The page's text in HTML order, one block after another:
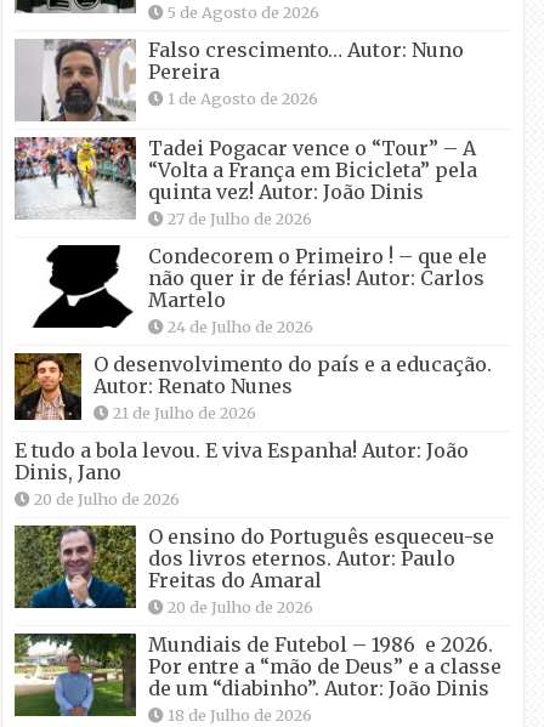
5 de Agosto de 2026
Falso crescimento… Autor: Nuno
Pereira
1 de Agosto de 2026
Tadei Pogacar vence o “Tour” – A
“Volta a França em Bicicleta” pela
quinta vez! Autor: João Dinis
27 de Julho de 2026
Condecorem o Primeiro ! – que ele
não quer ir de férias! Autor: Carlos
Martelo
24 de Julho de 2026
O desenvolvimento do país e a educação.
Autor: Renato Nunes
21 de Julho de 2026
E tudo a bola levou. E viva Espanha! Autor: João
Dinis, Jano
20 de Julho de 2026
O ensino do Português esqueceu-se
dos livros eternos. Autor: Paulo
Freitas do Amaral
20 de Julho de 2026
Mundiais de Futebol – 1986 e 2026.
Por entre a “mão de Deus” e a classe
de um “diabinho”. Autor: João Dinis
18 de Julho de 2026